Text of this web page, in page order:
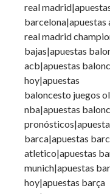
real
real madrid
bajas|apuestas
acb|apuestas
hoy|apuestas
baloncesto juegos
nba|apuestas
barca|apuestas
atletico|apuestas
munich|apuestas
hoy|apuestas barça